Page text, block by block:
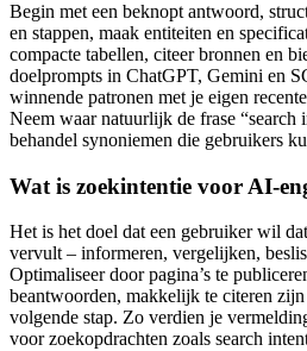
Begin met een beknopt antwoord,
en stappen, maak entiteiten en
compacte tabellen, citeer bronnen en
doelprompts in ChatGPT, Gemini en
winnende patronen met je eigen
Neem waar natuurlijk de frase “search
behandel synoniemen die gebruikers
Wat is zoekintentie voor AI-
Het is het doel dat een gebruiker wil
vervult – informeren, vergelijken,
Optimaliseer door pagina’s te
beantwoorden, makkelijk te citeren
volgende stap. Zo verdien je
voor zoekopdrachten zoals search